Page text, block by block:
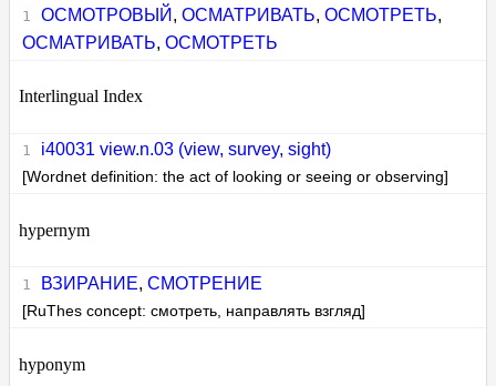
ОСМОТРОВЫЙ , ОСМАТРИВАТЬ, ОСМОТРЕТЬ,
ОСМАТРИВАТЬ,ОСМОТРЕТЬ
Interlingual Index
i40031 view.n.03 (view, survey, sight)
[Wordnet definition: the act of looking or seeing or observing]
hypernym
ВЗИРАНИЕ, СМОТРЕНИЕ
[RuThes concept: смотреть, направлять взгляд]
hyponym